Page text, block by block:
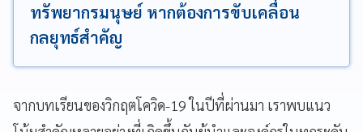
ทรัพยากรมนุษย์ หากต้องการขับเคลื่อน
กลยุทธ์สำคัญ
จากบทเรียนของวิกฤตโควิด-19 ในปีที่ผ่านมา เราพบแนว